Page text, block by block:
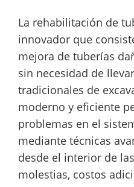
La rehabilitación de
innovador que
mejora de tuberías
sin necesidad de
tradicionales de
moderno y eficiente
problemas en el
mediante técnicas
desde el interior de
molestias, costos